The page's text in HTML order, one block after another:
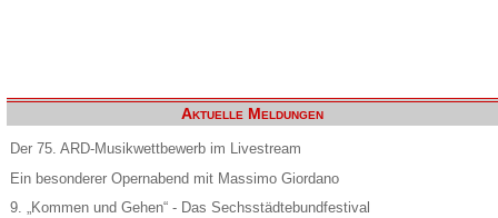
Aktuelle Meldungen
Der 75. ARD-Musikwettbewerb im Livestream
Ein besonderer Opernabend mit Massimo Giordano
9. „Kommen und Gehen“ - Das Sechsstädtebundfestival